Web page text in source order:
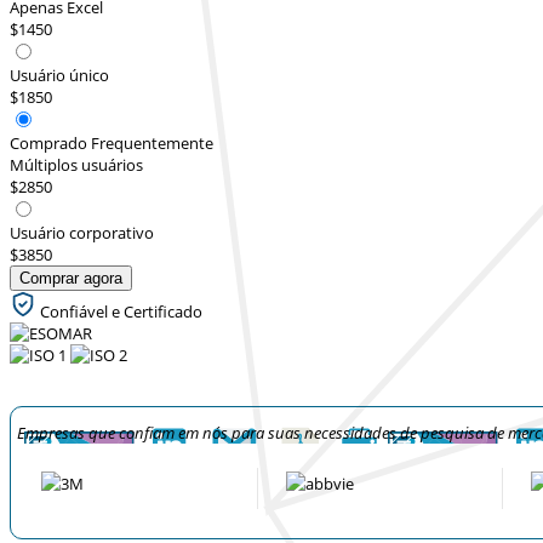
Apenas Excel
$1450
Usuário único
$1850
Comprado Frequentemente
Múltiplos usuários
$2850
Usuário corporativo
$3850
Comprar agora
Confiável e Certificado
Empresas que confiam em nós para suas necessidades de pesquisa de